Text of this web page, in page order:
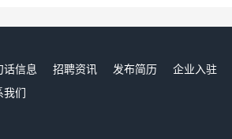
话信息 招聘资讯 发布简历 企业入驻
们